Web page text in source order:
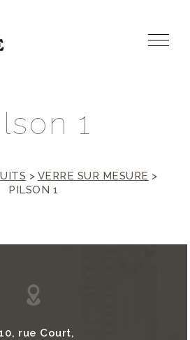
lson 1
> VERRE SUR MESURE >
PILSON 1
rue Court,